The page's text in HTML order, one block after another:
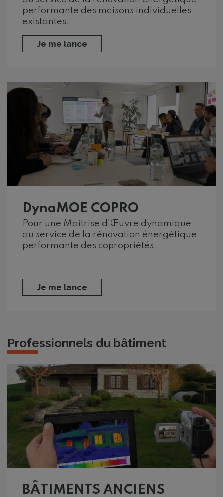
performante des maisons individuelles
existantes.
Je me lance
DynaMOE COPRO
Pour une Maitrise d'Œuvre dynamique
au service de la rénovation énergétique
performante des copropriétés
Je me lance
Professionnels du bâtiment
BÂTIMENTS ANCIENS